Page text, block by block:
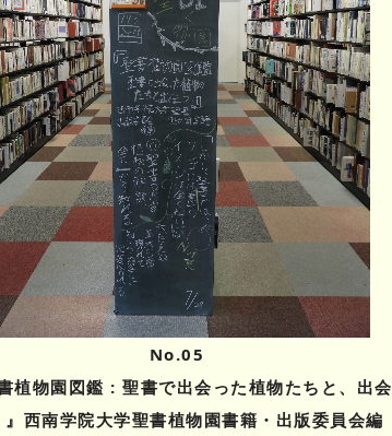
No.05
書植物園図鑑 : 聖書で出会った植物たちと、出会
』西南学院大学聖書植物園書籍・出版委員会編